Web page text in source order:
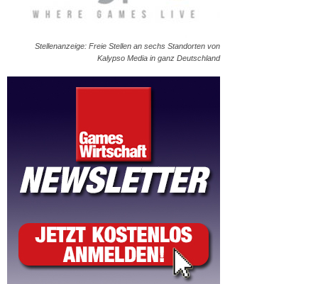
Stellenanzeige: Freie Stellen an sechs Standorten von
Kalypso Media in ganz Deutschland